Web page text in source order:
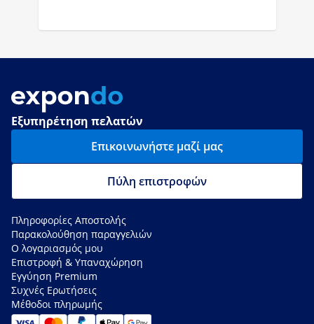
Εξυπηρέτηση πελατών
Επικοινωνήστε μαζί μας
Πύλη επιστροφών
Πληροφορίες Αποστολής
Παρακολούθηση παραγγελιών
Ο λογαριασμός μου
Επιστροφή & Υπαναχώρηση
Εγγύηση Premium
Συχνές Ερωτήσεις
Μέθοδοι πληρωμής